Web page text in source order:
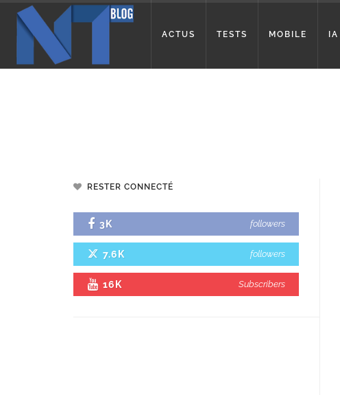
ACTUS TESTS MOBILE IA
RESTER CONNECTÉ
3K followers
7.6K followers
16K Subscribers